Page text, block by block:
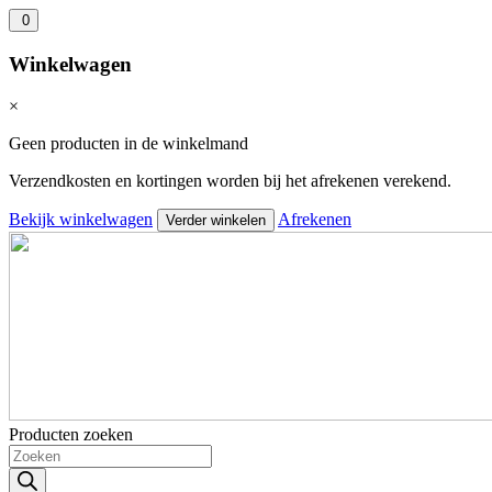
0
Winkelwagen
×
Geen producten in de winkelmand
Verzendkosten en kortingen worden bij het afrekenen verekend.
Bekijk winkelwagen Verder winkelen Afrekenen
Producten zoeken